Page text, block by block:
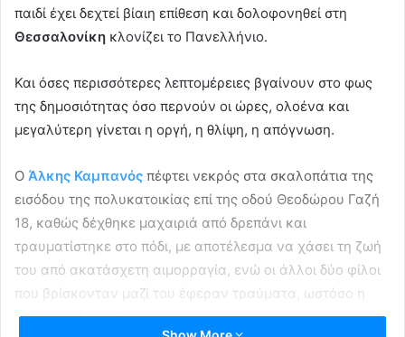
παιδί έχει δεχτεί βίαιη επίθεση και δολοφονηθεί στη
Θεσσαλονίκη κλονίζει το Πανελλήνιο.
Και όσες περισσότερες λεπτομέρειες βγαίνουν στο φως
της δημοσιότητας όσο περνούν οι ώρες, ολοένα και
μεγαλύτερη γίνεται η οργή, η θλίψη, η απόγνωση.
Ο Άλκης Καμπανός πέφτει νεκρός στα σκαλοπάτια της
εισόδου της πολυκατοικίας επί της οδού Θεοδώρου Γαζή
18, καθώς δέχθηκε μαχαιριά από δρεπάνι και
τραυματίστηκε στο πόδι, με αποτέλεσμα να χάσει τη ζωή
του από ακατάσχετη αιμορραγία, ενώ οι άλλοι δύο φίλοι
που βρίσκονταν μαζί του έφεραν τραύματα, ωστόσο η
ζωή τους δεν τέθηκε σε κίνδυνο.